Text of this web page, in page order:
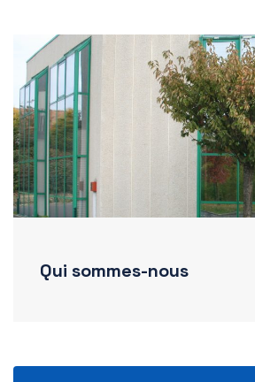
Qui sommes-nous